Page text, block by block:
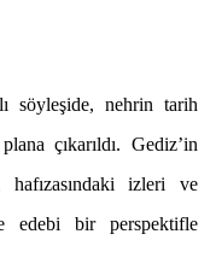
söyleşide, nehrin tarih
çıkarıldı. Gediz’in
izleri ve
edebi bir perspektifle